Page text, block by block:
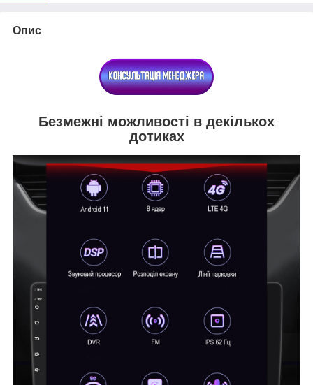
Опис
Безмежні можливості в декількох
дотиках